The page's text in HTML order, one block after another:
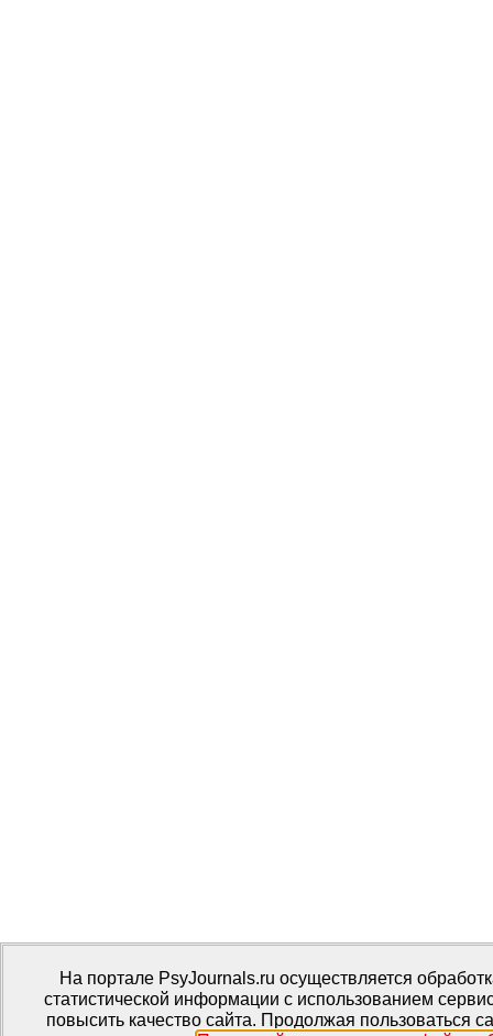
На портале PsyJournals.ru осуществляется
статистической информации с использованием
повысить качество сайта. Продолжая пользоваться